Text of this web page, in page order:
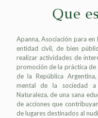
Que
Apanna, Asociación para
entidad civil, de bien
realizar actividades de
promoción de la práctica de
de la República
mental de la sociedad
Naturaleza, de una sana
de acciones que
de lugares destinados al